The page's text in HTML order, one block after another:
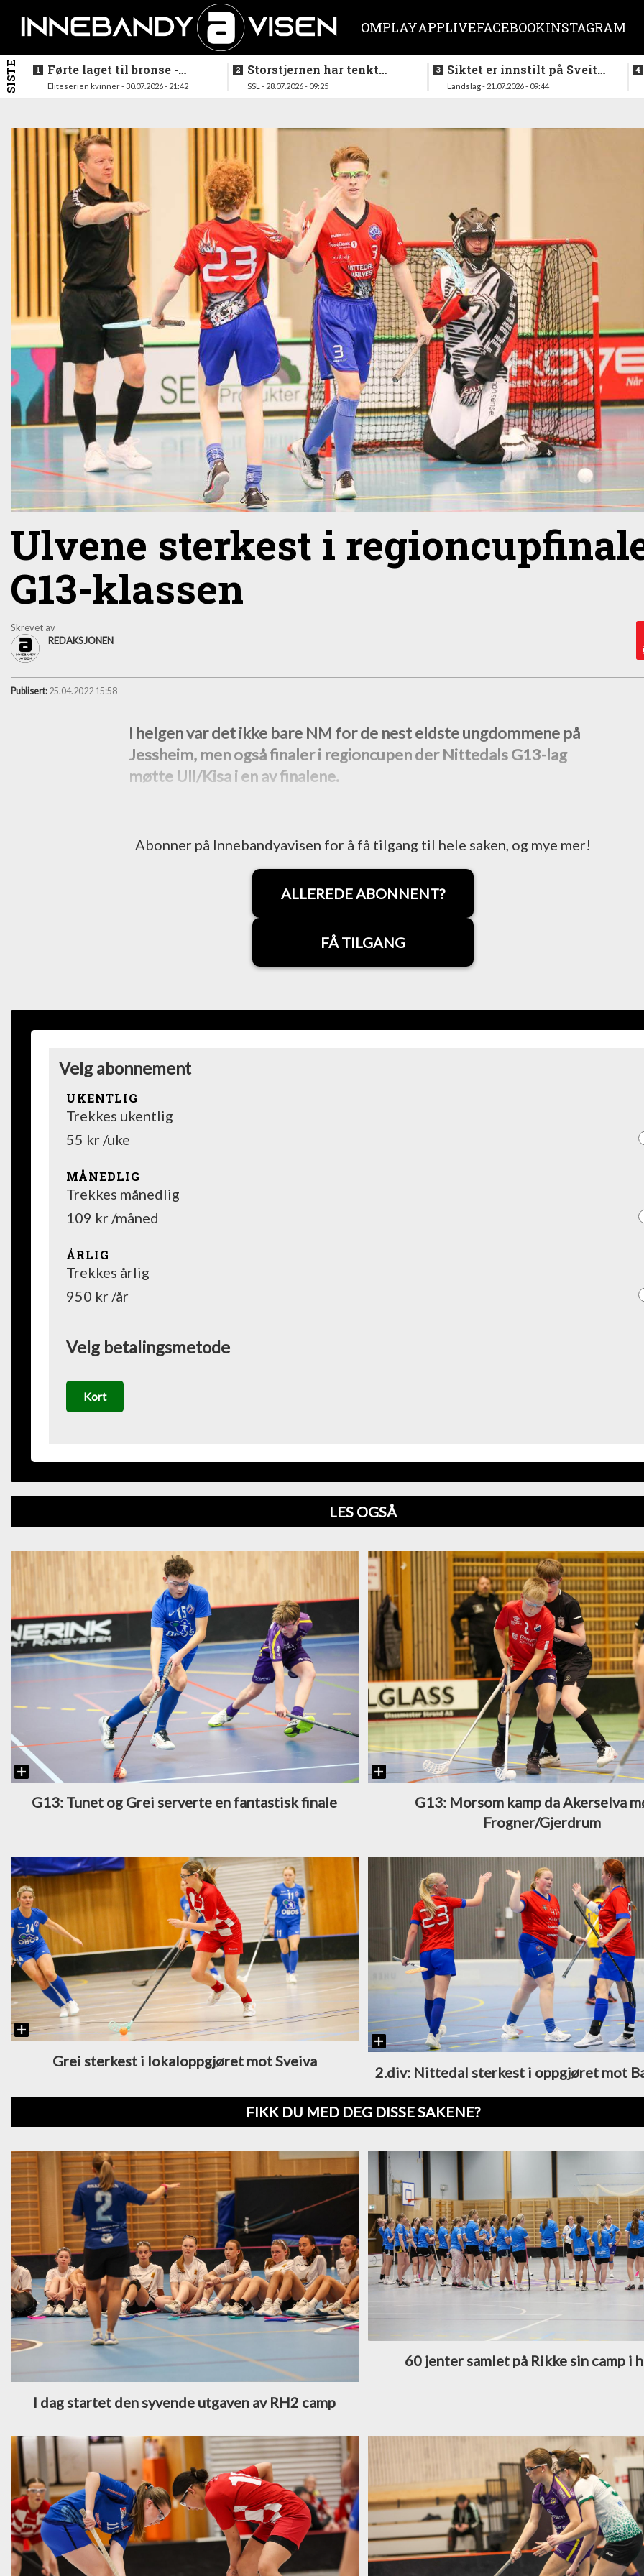
OMPLAYAPPLIVEFACEBOOKINSTAGRAM
SISTE
Førte laget til bronse -
trenerduoen ferdige i
Eliteserien kvinner - 30.07.2026 - 21:42
Storstjernen har tenkt
ferdig - legger køllen på
SSL - 28.07.2026 - 09:25
Siktet er innstilt på Sveits
i mai
Landslag - 21.07.2026 - 09:44
Ulvene sterkest i
G13-klassen
Skrevet av
REDAKSJONEN
Publisert: 25.04.2022 15:58
I helgen var det ikke bare NM for de nest eldste ungdommene på
Jessheim, men også finaler i regioncupen der Nittedals G13-lag
møtte Ull/Kisa i en av finalene.
Abonner på Innebandyavisen for å få tilgang til hele saken, og mye mer!
ALLEREDE ABONNENT?
FÅ TILGANG
Velg abonnement
UKENTLIG
Trekkes ukentlig
55 kr /uke
MÅNEDLIG
Trekkes månedlig
109 kr /måned
ÅRLIG
Trekkes årlig
950 kr /år
Velg betalingsmetode
Kort
LES OGSÅ
G13: Tunet og Grei serverte en fantastisk finale
G13: Morsom kamp da Akerselva
Frogner/Gjerdrum
Grei sterkest i lokaloppgjøret mot Sveiva
2.div: Nittedal sterkest i oppgjøret mot
FIKK DU MED DEG DISSE SAKENE?
I dag startet den syvende utgaven av RH2 camp
60 jenter samlet på Rikke sin camp i